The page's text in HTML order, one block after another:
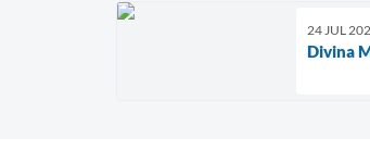
24 JUL
Divina